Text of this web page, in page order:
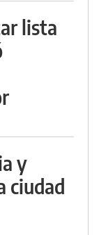
lista
y
ciudad